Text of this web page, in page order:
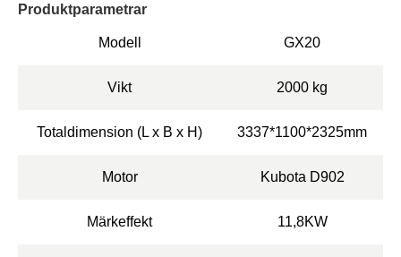
Produktparametrar
Modell GX20
Vikt 2000 kg
Totaldimension (L x B x H) 3337*1100*2325mm
Motor Kubota D902
Märkeffekt 11,8KW